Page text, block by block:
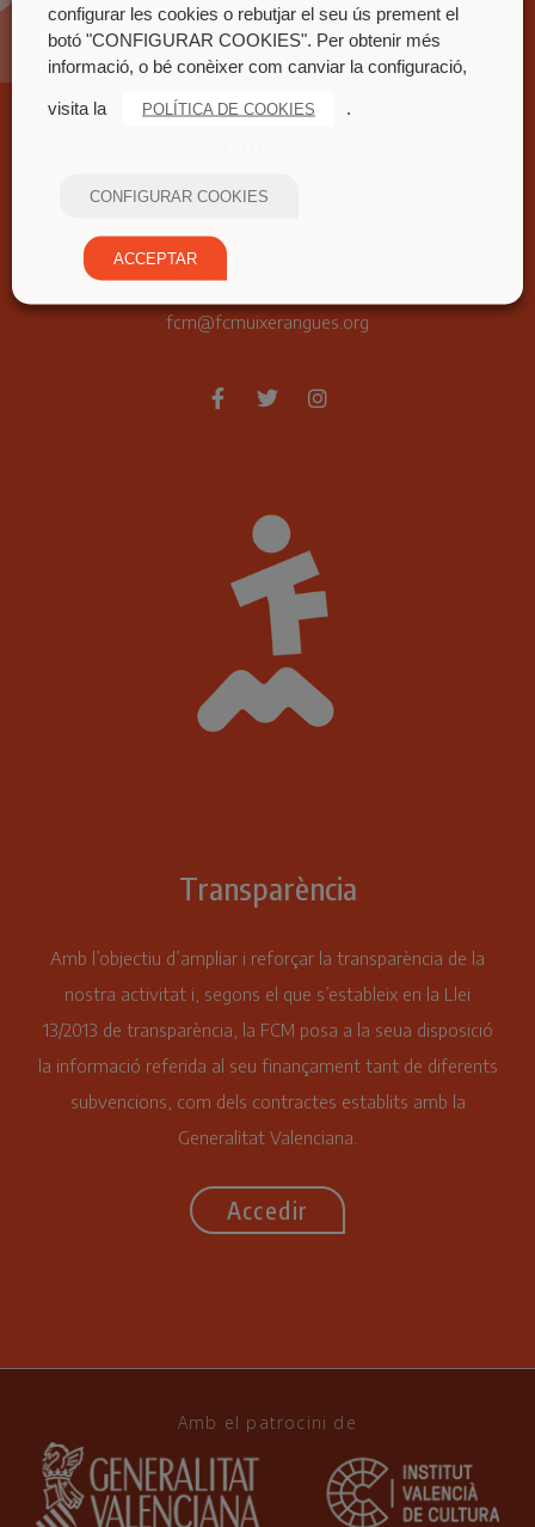
Carrer nou del convent, 71
46680 Algemesí (València)
fcm@fcmuixerangues.org
Transparència
Amb l’objectiu d’ampliar i reforçar la transparència de la
nostra activitat i, segons el que s’estableix en la Llei
13/2013 de transparència, la FCM posa a la seua disposició
la informació referida al seu finançament tant de diferents
subvencions, com dels contractes establits amb la
Generalitat Valenciana.
Accedir
Amb el patrocini de
configurar les cookies o rebutjar el seu ús prement el
botó "CONFIGURAR COOKIES". Per obtenir més
informació, o bé conèixer com canviar la configuració,
visita la POLÍTICA DE COOKIES .
CONFIGURAR COOKIES
ACCEPTAR